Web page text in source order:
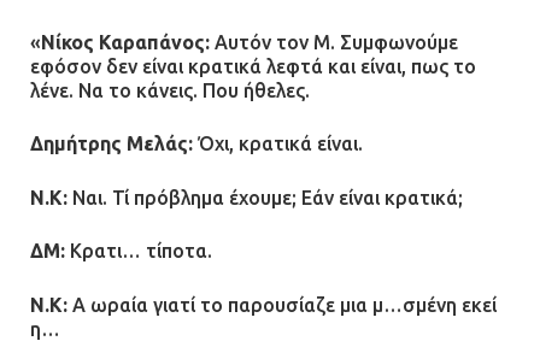
«Νίκος Καραπάνος: Αυτόν τον Μ. Συμφωνούμε
εφόσον δεν είναι κρατικά λεφτά και είναι, πως το
λένε. Να το κάνεις. Που ήθελες.
Δημήτρης Μελάς: Όχι, κρατικά είναι.
Ν.Κ: Ναι. Τί πρόβλημα έχουμε; Εάν είναι κρατικά;
ΔΜ: Κρατι… τίποτα.
Ν.Κ: Α ωραία γιατί το παρουσίαζε μια μ…σμένη εκεί
η…